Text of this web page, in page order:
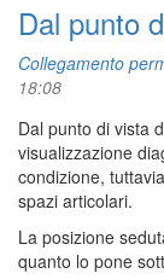
Dal punto
Collegamento
18:08
Dal punto di vista
visualizzazione
condizione,
spazi articolari.
La posizione
quanto lo pone